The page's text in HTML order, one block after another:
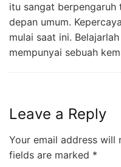
itu sangat berpengaruh
depan umum.
mulai saat ini.
mempunyai sebuah
Leave a Reply
Your email address will
fields are marked *